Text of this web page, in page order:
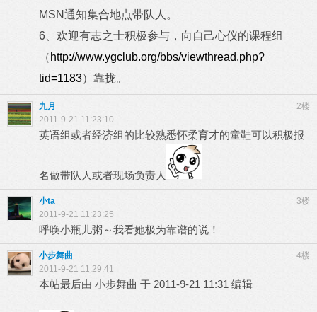
MSN通知集合地点带队人。
6、欢迎有志之士积极参与，向自己心仪的课程组
（ http://www.ygclub.org/bbs/viewthread.php?
tid=1183）靠拢。
2楼
九月
2011-9-21 11:23:10
英语组或者经济组的比较熟悉怀柔育才的童鞋可以积极报
名做带队人或者现场负责人
3楼
小ta
2011-9-21 11:23:25
呼唤小瓶儿粥～我看她极为靠谱的说！
4楼
小步舞曲
2011-9-21 11:29:41
本帖最后由 小步舞曲 于 2011-9-21 11:31 编辑